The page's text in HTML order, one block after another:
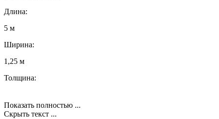
Длина:
5 м
Ширина:
1,25 м
Толщина:
Показать полностью ...
Скрыть текст ...